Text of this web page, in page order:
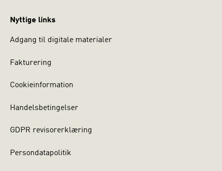
Nyttige links
Adgang til digitale materialer
Fakturering
Cookieinformation
Handelsbetingelser
GDPR revisorerklæring
Persondatapolitik